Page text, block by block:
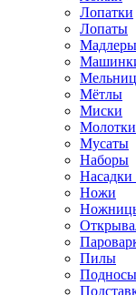
Лопатки
Лопаты
Мадлеры
Мётлы
Миски
Молотки
Мусаты
Наборы
Насадки
Ножи
Пилы
Подносы